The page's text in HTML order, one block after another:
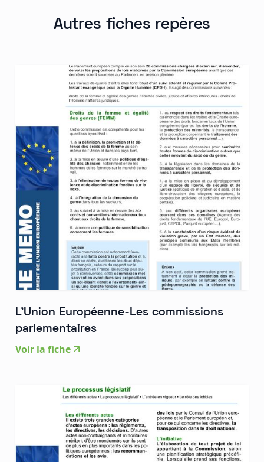
Autres fiches repères
L'Union Européenne-Les commissions
parlementaires
Voir la fiche